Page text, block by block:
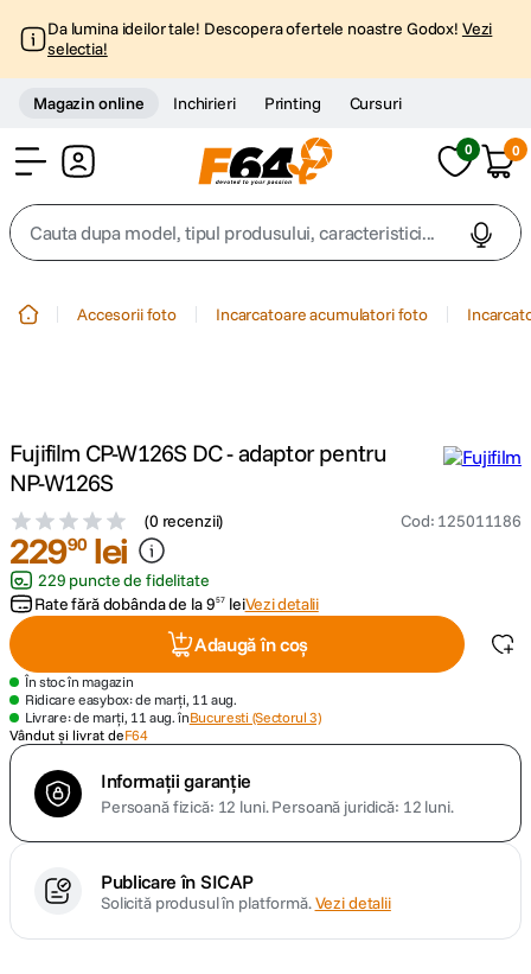
Da lumina ideilor tale! Descopera ofertele noastre Godox! Vezi
selectia!
Magazin online Inchirieri Printing Cursuri
0 0
Cauta dupa model, tipul produsului, caracteristici...
trepied telefon
4. peak design
5. canon sx740 hs
7. card memorie
dji mic mini
9 . dji osmo
Accesorii foto Incarcatoare acumulatori foto
Fujifilm CP-W126S DC - adaptor pentru
NP-W126S
(0 recenzii) Cod: 125011186
22990 lei
229 puncte de fidelitate
Rate fără dobânda de la957 leiVezi detalii
Adaugă în coș
În stoc în magazin
Ridicare easybox: de marți, 11 aug.
Livrare: de marți, 11 aug. înBucuresti (Sectorul 3)
Vândut și livrat deF64
Informații garanție
Persoană fizică: 12 luni.Persoană juridică: 12 luni.
Publicare în SICAP
Solicită produsul în platformă.Vezi detalii